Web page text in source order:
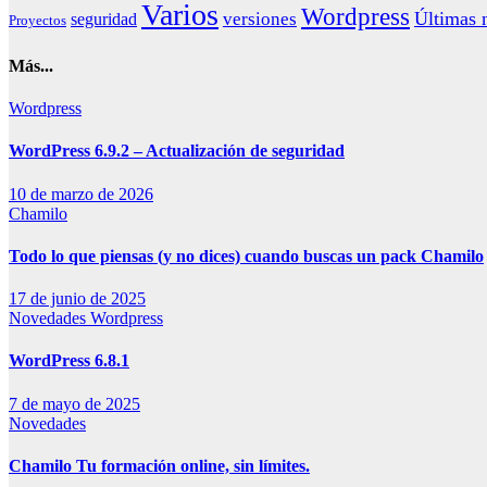
Proyectos seguridad Varios versiones Wordpress Últimas
Más...
Wordpress
WordPress 6.9.2 – Actualización de seguridad
10 de marzo de 2026
Chamilo
Todo lo que piensas (y no dices) cuando buscas un pack Chamilo
17 de junio de 2025
Novedades Wordpress
WordPress 6.8.1
7 de mayo de 2025
Novedades
Chamilo Tu formación online, sin límites.